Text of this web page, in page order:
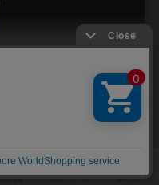
47件
だけでカタカナ語を説明す
、「茶色い飲み物で、温か